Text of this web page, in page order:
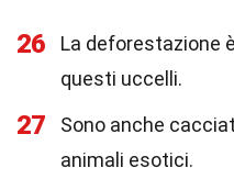
26
La deforestazione
questi uccelli.
27
Sono anche
animali esotici.